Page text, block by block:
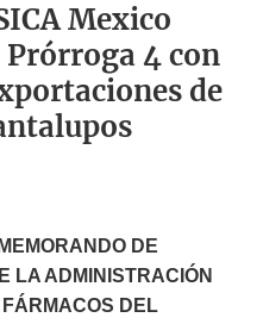
Mexico
4 con
de
DE
LA ADMINISTRACIÓN
DEL